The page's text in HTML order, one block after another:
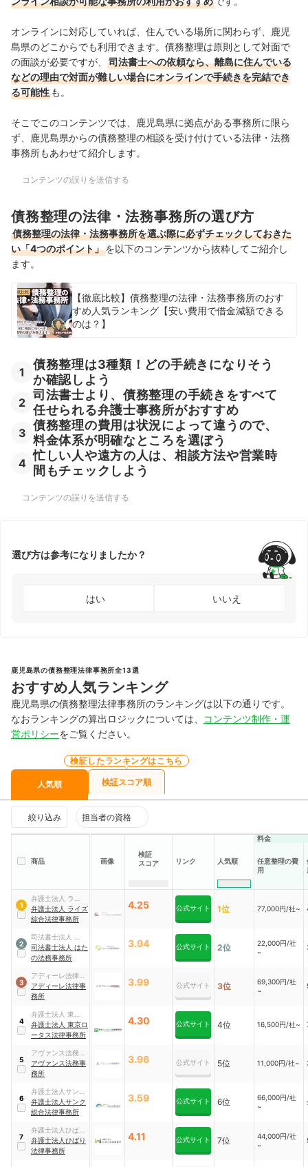
オンラインに対応していれば、住んでいる場所に関わらず、鹿児
島県のどこからでも利用できます。債務整理は原則として対面で
の面談が必要ですが、
司法書士への依頼なら、離島に住んでいる
などの理由で対面が難しい場合にオンラインで手続きを完結でき
る可能性 も。
そこでこのコンテンツでは、鹿児島県に拠点がある事務所に限ら
ず、鹿児島県からの債務整理の相談を受け付けている法律・法務
事務所もあわせて紹介します。
コンテンツの誤りを送信する
債務整理の法律・法務事務所の選び方
債務整理の法律・法務事務所を選ぶ際に必ずチェックしておきた
い「4つのポイント」を以下のコンテンツから抜粋してご紹介し
ます。
【徹底比較】債務整理の法律・法務事務所のおす
すめ人気ランキング【安い費用で借金減額できる
のは？】
1
債務整理は3種類！どの手続きになりそう
か確認しよう
2
司法書士より、債務整理の手続きをすべて
任せられる弁護士事務所がおすすめ
3
債務整理の費用は状況によって違うので、
料金体系が明確なところを選ぼう
4
忙しい人や遠方の人は、相談方法や営業時
間もチェックしよう
コンテンツの誤りを送信する
選び方は参考になりましたか？
はい いいえ
鹿児島県の債務整理法律事務所全13選
おすすめ人気ランキング
鹿児島県の債務整理法律事務所のランキングは以下の通りです。
なおランキングの算出ロジックについては、
コンテンツ制作・運
営ポリシーをご覧ください。
人気順
検証したランキングはこちら
検証スコア順
絞り込み 担当者の資格
商品 画像
検証
スコア
リンク 人気順
料金
任意整理の費
用
1
弁護士法人 ライズ
綜合法律事務所
弁護士法人 ライズ
綜合法律事務所
4.25 公式サイト 1位 77,000円/社~
2
司法書士法人 はた
の法務事務所
司法書士法人 はた
の法務事務所
3.94 公式サイト 2位
22,000円/社
~
3
アディーレ法律事
務所
アディーレ法律事
務所
3.99 公式サイト 3位
69,300円/社
~
4
弁護士法人 東京ロ
ータス法律事務所
弁護士法人 東京ロ
ータス法律事務所
4.30 公式サイト 4位 16,500円/社~
5
アヴァンス法務事
務所
アヴァンス法務事
務所
3.96 公式サイト 5位 11,000円/社~
6
弁護士法人サンク
総合法律事務所
弁護士法人サンク
総合法律事務所
3.59 公式サイト 6位
66,000円/社
~
7
弁護士法人ひばり
法律事務所
弁護士法人ひばり
法律事務所
4.11 公式サイト 7位
44,000円/社
~